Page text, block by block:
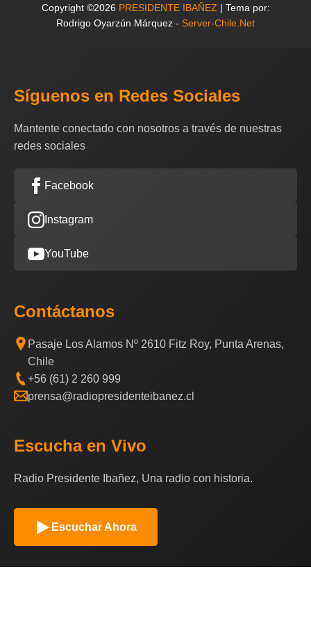
Copyright ©2026 PRESIDENTE IBAÑEZ | Tema por:
Rodrigo Oyarzún Márquez - Server-Chile.Net
Síguenos en Redes Sociales
Mantente conectado con nosotros a través de nuestras
redes sociales
Facebook
Instagram
YouTube
Contáctanos
Pasaje Los Alamos Nº 2610 Fitz Roy, Punta Arenas,
Chile
+56 (61) 2 260 999
prensa@radiopresidenteibanez.cl
Escucha en Vivo
Radio Presidente Ibañez, Una radio con historia.
Escuchar Ahora